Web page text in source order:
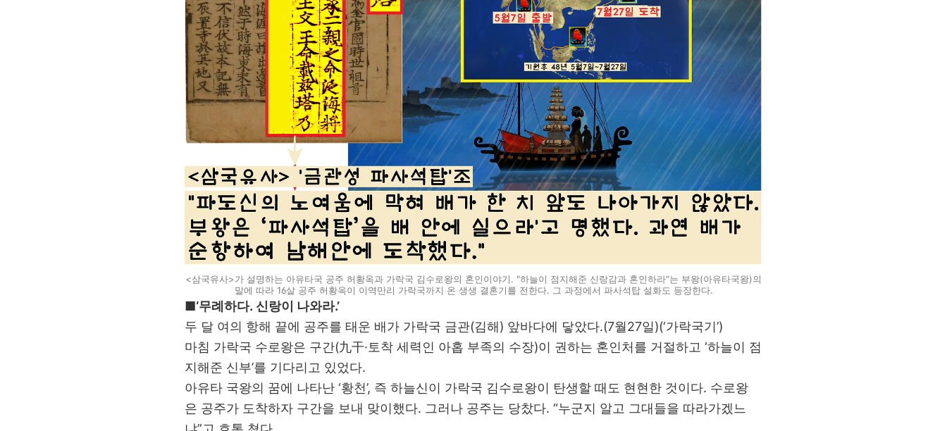
<삼국유사>가 설명하는 아유타국 공주 허황옥과 가락국 김수로왕의 혼인이야기. "하늘이 점지해준 신랑감과 혼인하라"는 부왕(아유타국왕)의
말에 따라 16살 공주 허황옥이 이역만리 가락국까지 온 생생 결혼기를 전한다. 그 과정에서 파사석탑 설화도 등장한다.
■‘무례하다. 신랑이 나와라.’
두 달 여의 항해 끝에 공주를 태운 배가 가락국 금관(김해) 앞바다에 닿았다.(7월27일)(‘가락국기’)
마침 가락국 수로왕은 구간(九干·토착 세력인 아홉 부족의 수장)이 권하는 혼인처를 거절하고 ‘하늘이 점
지해준 신부’를 기다리고 있었다.
아유타 국왕의 꿈에 나타난 ‘황천’, 즉 하늘신이 가락국 김수로왕이 탄생할 때도 현현한 것이다. 수로왕
은 공주가 도착하자 구간을 보내 맞이했다. 그러나 공주는 당찼다. “누군지 알고 그대들을 따라가겠느